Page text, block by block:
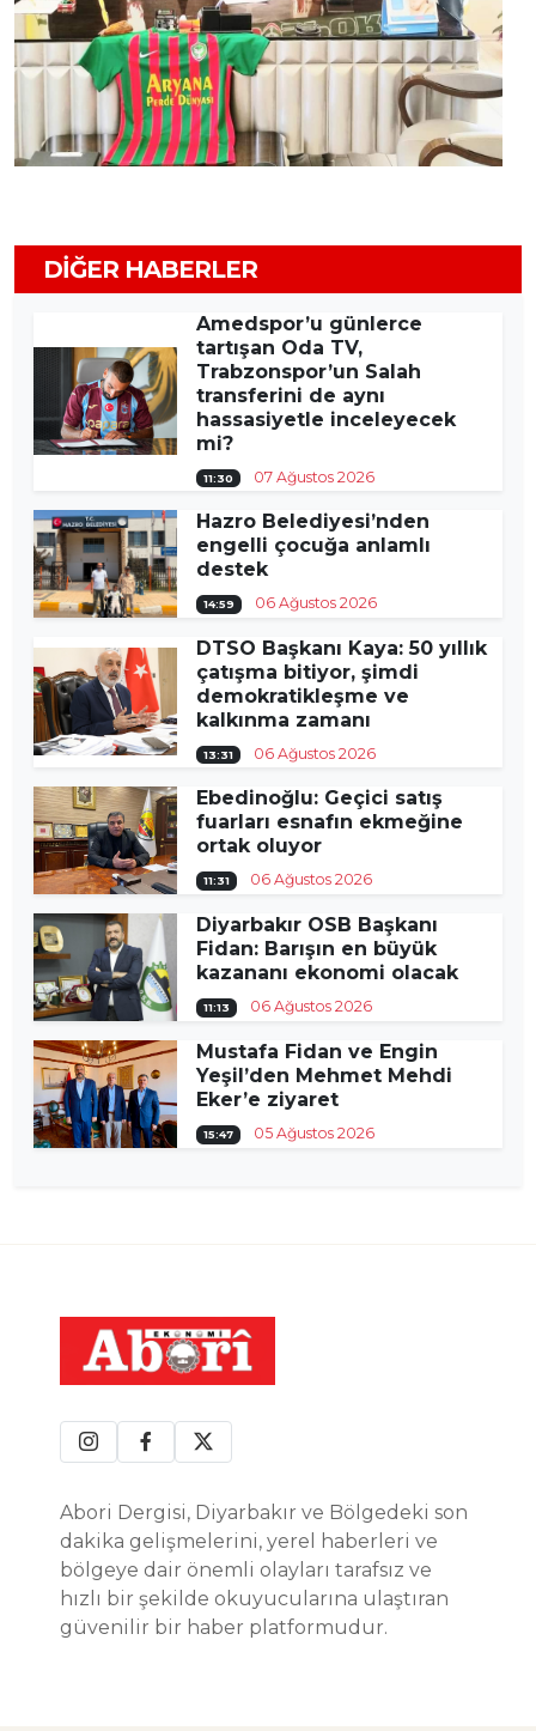
DIĞER HABERLER
Amedspor’u günlerce
tartışan Oda TV,
Trabzonspor’un Salah
transferini de aynı
hassasiyetle inceleyecek
mi?
11:30 07 Ağustos 2026
Hazro Belediyesi’nden
engelli çocuğa anlamlı
destek
14:59 06 Ağustos 2026
DTSO Başkanı Kaya: 50 yıllık
çatışma bitiyor, şimdi
demokratikleşme ve
kalkınma zamanı
13:31 06 Ağustos 2026
Ebedinoğlu: Geçici satış
fuarları esnafın ekmeğine
ortak oluyor
11:31 06 Ağustos 2026
Diyarbakır OSB Başkanı
Fidan: Barışın en büyük
kazananı ekonomi olacak
11:13 06 Ağustos 2026
Mustafa Fidan ve Engin
Yeşil’den Mehmet Mehdi
Eker’e ziyaret
15:47 05 Ağustos 2026
Abori Dergisi, Diyarbakır ve Bölgedeki son
dakika gelişmelerini, yerel haberleri ve
bölgeye dair önemli olayları tarafsız ve
hızlı bir şekilde okuyucularına ulaştıran
güvenilir bir haber platformudur.